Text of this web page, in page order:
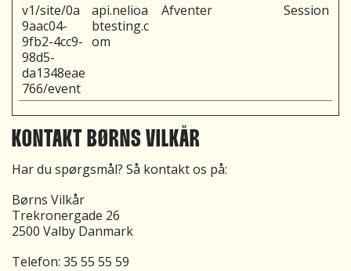
v1/site/0a
9aac04-
9fb2-4cc9-
98d5-
da1348eae
766/event
api.nelioa
btesting.c
om
Afventer Session
KONTAKT BØRNS VILKÅR
Har du spørgsmål? Så kontakt os på:
Børns Vilkår
Trekronergade 26
2500 Valby Danmark
Telefon: 35 55 55 59